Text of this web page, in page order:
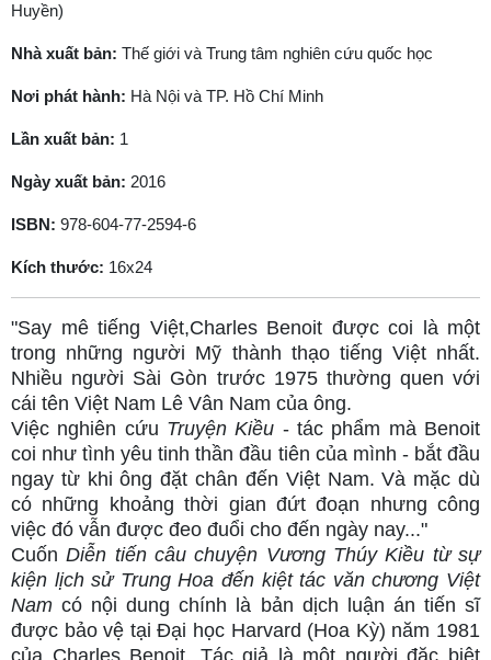
Huyền)
Nhà xuất bản: Thế giới và Trung tâm nghiên cứu quốc học
Nơi phát hành: Hà Nội và TP. Hồ Chí Minh
Lần xuất bản: 1
Ngày xuất bản: 2016
ISBN: 978-604-77-2594-6
Kích thước: 16x24
"Say mê tiếng Việt,Charles Benoit được coi là một
trong những người Mỹ thành thạo tiếng Việt nhất.
Nhiều người Sài Gòn trước 1975 thường quen với
cái tên Việt Nam Lê Vân Nam của ông.
Việc nghiên cứu Truyện Kiều - tác phẩm mà Benoit
coi như tình yêu tinh thần đầu tiên của mình - bắt đầu
ngay từ khi ông đặt chân đến Việt Nam. Và mặc dù
có những khoảng thời gian đứt đoạn nhưng công
việc đó vẫn được đeo đuổi cho đến ngày nay..."
CuốnDiễn tiến câu chuyện Vương Thúy Kiều từ sự
kiện lịch sử Trung Hoa đến kiệt tác văn chương Việt
Nam có nội dung chính là bản dịch luận án tiến sĩ​
được bảo vệ tại Đại học Harvard (Hoa Kỳ) năm 1981
của Charles Benoit. Tác giả là một người đặc biệt